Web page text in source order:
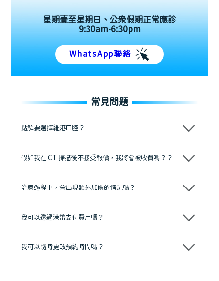
星期壹至星期日、公眾假期正常應診
9:30am-6:30pm
WhatsApp聯絡
常見問題
點解要選擇維港口腔？
維港口腔踐行「醫道濟世」的大學校訓，各分院匯聚來自香港、內地的
牌」、「2025香港企業領袖品牌」，是諾貝爾種植系統全球放心植牙中
至今已服務超過三十個國家和地區的顧客，受到粵港澳大灣區及周邊城
市市民極高的口碑評價及信任推薦 珠海、深圳設有八大分院，香港亦設
有咨詢及服務保障中心，有任何問題都可以隨時預約免費咨詢，讓人十
假如我在 CT 掃描後不接受報價，我將會被收費嗎？？
不會！只要未開始實際服務之前，你不會被收取任何費用。
治療過程中，會出現額外加價的情況嗎？
不會，治療前我們會詳細說明治療方案及對應的價錢，顧客同意並簽字
我可以透過港幣支付費用嗎？
可以。維港口腔會按照當日匯率轉算收取費用，而匯率會及時告知客人
我可以隨時更改預約時間嗎？
可以，請盡早通過wechat或whatsapp聯絡我們，告知我們你原本預約